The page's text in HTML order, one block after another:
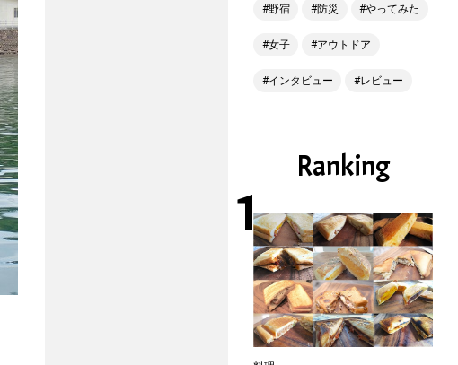
野宿 防災 やってみた
女子 アウトドア
インタビュー レビュー
Ranking